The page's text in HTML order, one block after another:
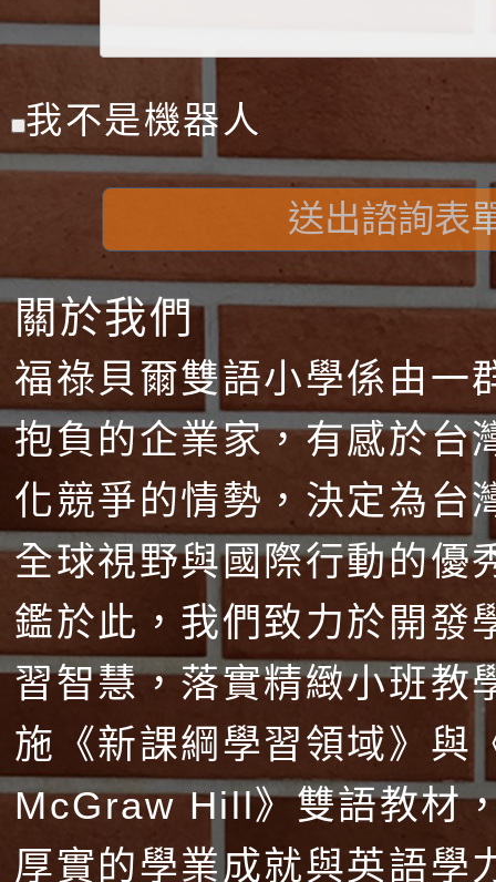
我不是機器人
送出諮詢表
關於我們
福祿貝爾雙語小學係由一
抱負的企業家，有感於台
化競爭的情勢，決定為台
全球視野與國際行動的優
鑑於此，我們致力於開發
習智慧，落實精緻小班教
施《新課綱學習領域》與
McGraw Hill》雙語教材
厚實的學業成就與英語學